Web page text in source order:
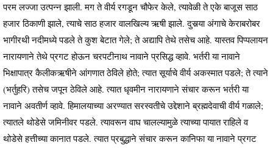
परम लज्जा उत्पन्न झाली. मग ते वीर्य रगडून चौफेर केले, त्यावेळी ते एके बाजूस साठ
हजार ठिकाणी झाले, त्याचे साठ हजार वालखिल्य ऋषी झाले. दुसर्‍या अंगाचे केराबरोबर
भागीरथी नदीमध्ये पडले ते कुश बेटात गेले; ते अद्यापि तेथे तसेच आहे. यास्तव पिप्पलायन
नारायणाने तेथे प्रगट होऊन चरपटीनाथ नावाने प्रसिद्ध व्हावे. भर्तरी या नावाने
भिक्षापात्र कैलीकऋषीने आंगणात ठेविले होते; त्यात सूर्याचे वीर्य अकस्मात पडले; ते त्याने
(भर्तुहरि) तसेच जपून ठेविले आहे. त्यात धृवमीन नारायणाने संचार करून भर्तरी या
नावाने अवतीर्ण व्हावे. हिमालयाच्या अरण्यात सरस्वतीचे उद्देशाने ब्रह्मदेवाची वीर्य गळाले;
त्यातले थोडेसे जमिनीवर पडले. त्यावरून वाघ चालल्यामुळे त्याच्या पायात राहिले व
थोडेसे हत्तीच्या कानात पडले. त्यात प्रबुद्धाने संचार करून कानिफा या नावाने प्रगट